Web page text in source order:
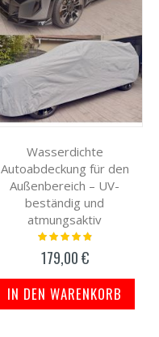
Wasserdichte
Autoabdeckung für den
Außenbereich – UV-
beständig und
atmungsaktiv
Bewertung:
179,00 €
IN DEN WARENKORB